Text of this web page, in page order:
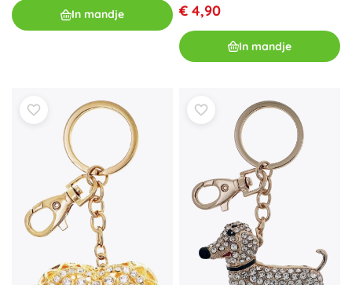
In mandje € 4,90
In mandje